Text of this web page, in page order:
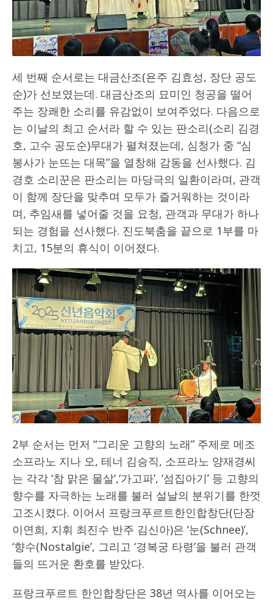
세 번째 순서로는 대금산조(욘주 김효성, 장단 공도
순)가 선보였는데. 대금산조의 묘미인 청공을 떨어
주는 장쾌한 소리를 유감없이 보여주었다. 다음으로
는 이날의 최고 순서라 할 수 있는 판소리(소리 김경
호, 고수 공도순)무대가 펼쳐졌는데, 심청가 중 “심
봉사가 눈뜨는 대목”을 열창해 감동을 선사했다. 김
경호 소리꾼은 판소리는 마당극의 일환이라며, 관객
이 함께 장단을 맞추며 모두가 즐거워하는 것이라
며, 추임새를 넣어줄 것을 요청, 관객과 무대가 하나
되는 경험을 선사했다. 진도북춤을 끝으로 1부를 마
치고, 15분의 휴식이 이어졌다.
2부 순서는 먼저 “그리운 고향의 노래” 주제로 메조
소프라노 지나 오, 테너 김승직, 소프라노 양재경씨
는 각각 ‘참 맑은 물살’,‘가고파’, ‘섬집아기’ 등 고향의
향수를 자극하는 노래를 불러 설날의 분위기를 한껏
고조시켰다. 이어서 프랑크푸르트한인합창단(단장
이연희, 지휘 최진수 반주 김신아)은 ‘눈(Schnee)’,
‘향수(Nostalgie’, 그리고 ‘경복궁 타령’을 불러 관객
들의 뜨거운 환호를 받았다.
프랑크푸르트 한인합창단은 38년 역사를 이어오는